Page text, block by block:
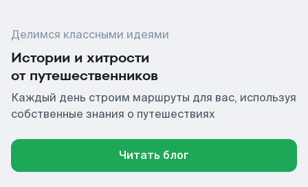
Делимся классными идеями
Истории и хитрости
от путешественников
Каждый день строим маршруты для вас, используя
собственные знания о путешествиях
Читать блог